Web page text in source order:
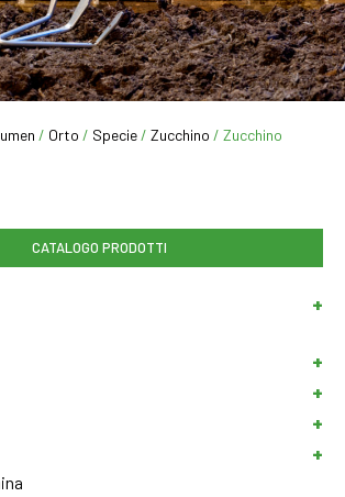
/ Orto / Specie / Zucchino / Zucchino
CATALOGO PRODOTTI